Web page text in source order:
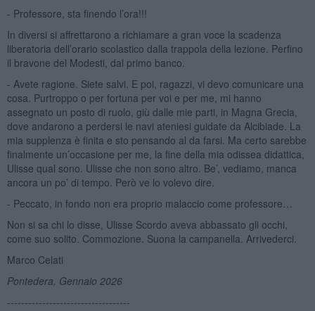
- Professore, sta finendo l’ora!!!
In diversi si affrettarono a richiamare a gran voce la scadenza
liberatoria dell’orario scolastico dalla trappola della lezione. Perfino
il bravone del Modesti, dal primo banco.
- Avete ragione. Siete salvi. E poi, ragazzi, vi devo comunicare una
cosa. Purtroppo o per fortuna per voi e per me, mi hanno
assegnato un posto di ruolo, giù dalle mie parti, in Magna Grecia,
dove andarono a perdersi le navi ateniesi guidate da Alcibiade. La
mia supplenza è finita e sto pensando al da farsi. Ma certo sarebbe
finalmente un’occasione per me, la fine della mia odissea didattica,
Ulisse qual sono. Ulisse che non sono altro. Be’, vediamo, manca
ancora un po’ di tempo. Però ve lo volevo dire.
- Peccato, in fondo non era proprio malaccio come professore…
Non si sa chi lo disse, Ulisse Scordo aveva abbassato gli occhi,
come suo solito. Commozione. Suona la campanella. Arrivederci.
Marco Celati
Pontedera, Gennaio 2026
-----------------------------------